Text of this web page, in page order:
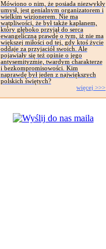
Mówiono o nim, że posiada niezwykły
umysł, jest genialnym organizatorem i
wielkim wizjonerem. Nie ma
wątpliwości, że był także kapłanem,
który głęboko przyjął do serca
ewangeliczną prawdę o tym, iż nie ma
większej miłości od tej, gdy ktoś życie
oddaje za przyjaciół swoich. Ale
pojawiały się też opinie o jego
antysemityzmie, twardym charakterze
i bezkompromisowości. Kim
naprawdę był jeden z największych
polskich świętych?
więcej >>>